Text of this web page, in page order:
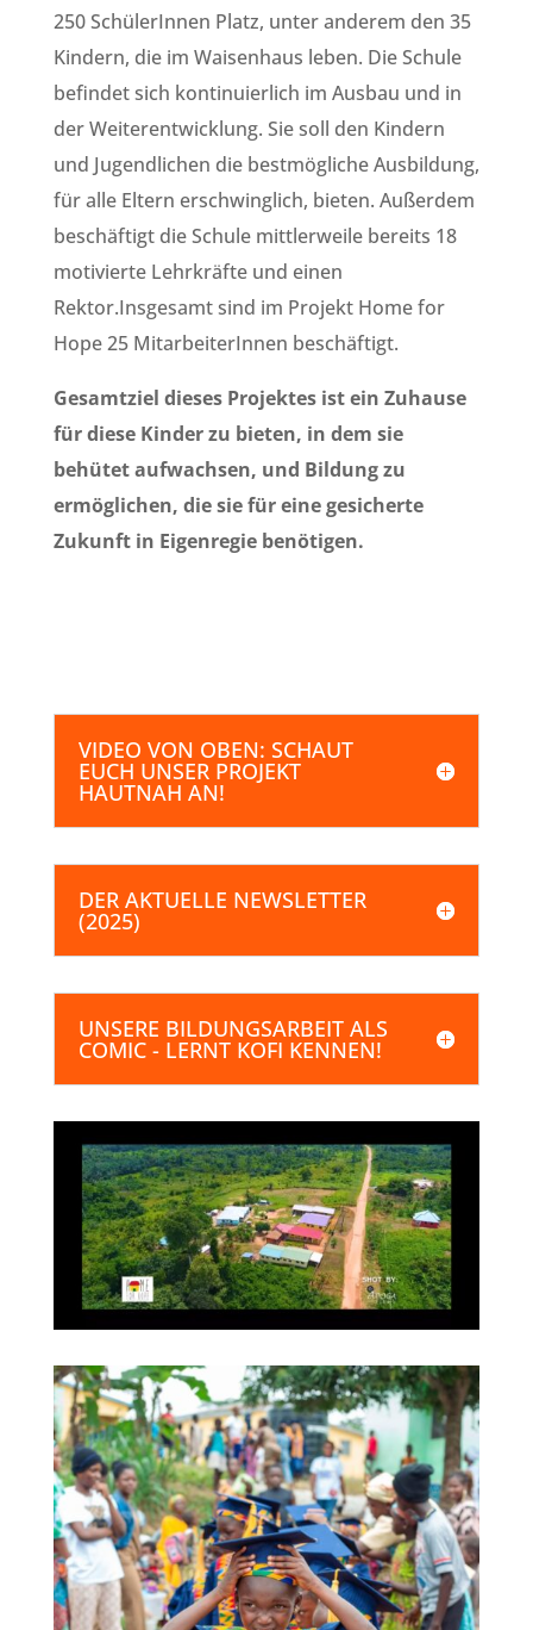
250 SchülerInnen Platz, unter anderem den 35
Kindern, die im Waisenhaus leben. Die Schule
befindet sich kontinuierlich im Ausbau und in
der Weiterentwicklung. Sie soll den Kindern
und Jugendlichen die bestmögliche Ausbildung,
für alle Eltern erschwinglich, bieten. Außerdem
beschäftigt die Schule mittlerweile bereits 18
motivierte Lehrkräfte und einen
Rektor.Insgesamt sind im Projekt Home for
Hope 25 MitarbeiterInnen beschäftigt.
Gesamtziel dieses Projektes ist ein Zuhause
für diese Kinder zu bieten, in dem sie
behütet aufwachsen, und Bildung zu
ermöglichen, die sie für eine gesicherte
Zukunft in Eigenregie benötigen.
VIDEO VON OBEN: SCHAUT
EUCH UNSER PROJEKT
HAUTNAH AN!
DER AKTUELLE NEWSLETTER
(2025)
UNSERE BILDUNGSARBEIT ALS
COMIC - LERNT KOFI KENNEN!